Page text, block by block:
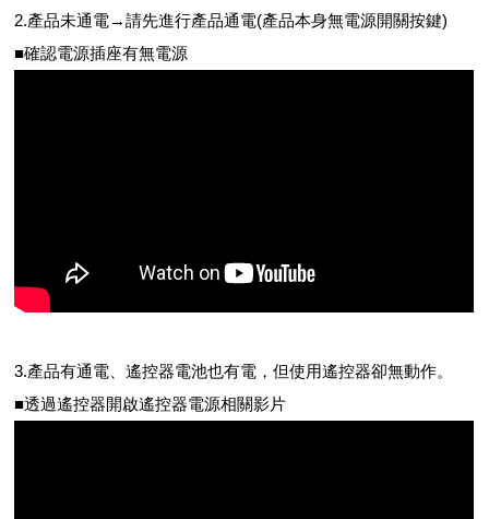
2.產品未通電→請先進行產品通電(產品本身無電源開關按鍵)
■確認電源插座有無電源
3.產品有通電、遙控器電池也有電，但使用遙控器卻無動作。
■透過遙控器開啟遙控器電源相關影片